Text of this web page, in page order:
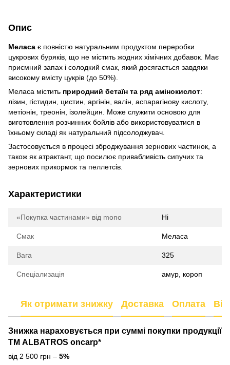
Опис
Меласа є повністю натуральним продуктом переробки
цукрових буряків, що не містить жодних хімічних добавок. Має
приємний запах і солодкий смак, який досягається завдяки
високому вмісту цукрів (до 50%).
Меласа містить природний бетаїн та ряд амінокислот:
лізин, гістидин, цистин, аргінін, валін, аспарагінову кислоту,
метіонін, треонін, ізолейцин. Може служити основою для
виготовлення розчинних бойлів або використовуватися в
їхньому складі як натуральний підсолоджувач.
Застосовується в процесі зброджування зернових частинок, а
також як атрактант, що посилює привабливість сипучих та
зернових прикормок та пеллетсів.
Характеристики
«Покупка частинами» від mono Ні
Смак Меласа
Вага 325
Спеціализація амур, короп
Як отримати знижку Доставка Оплата
Знижка нараховується при суммі покупки продукції
ТМ ALBATROS oncarp*
від 2 500 грн – 5%